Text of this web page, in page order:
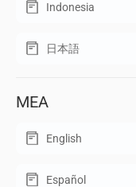
Indonesia
日本語
MEA
English
Español